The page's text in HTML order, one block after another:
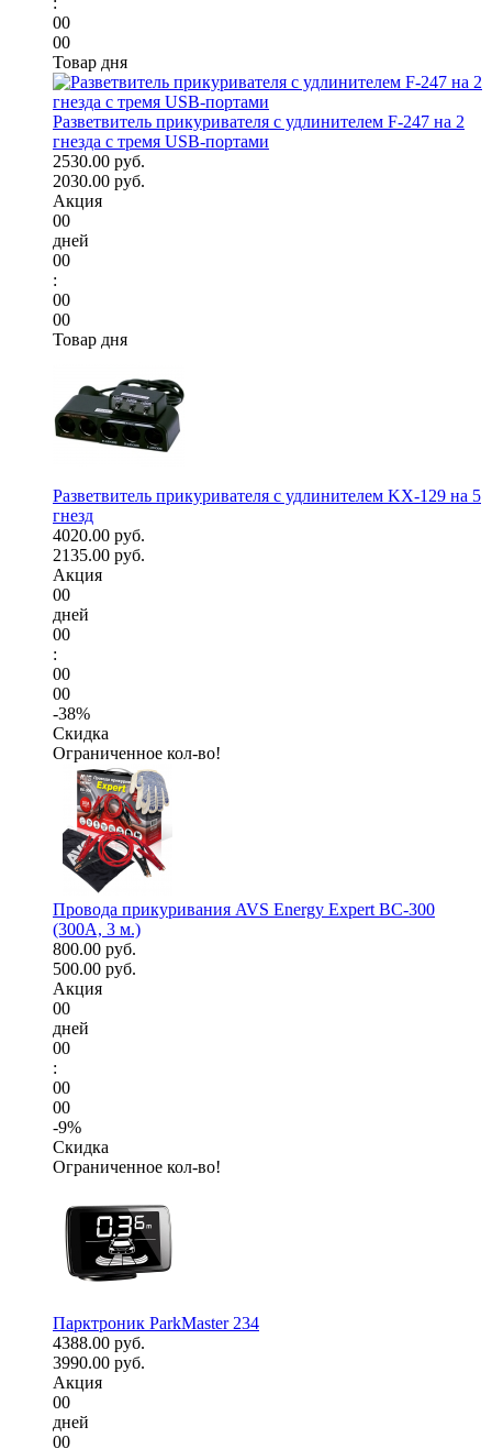
00
00
Товар дня
Разветвитель прикуривателя с удлинителем F-247 на 2
гнезда с тремя USB-портами
2530.00 руб.
2030.00 руб.
Акция
00
дней
00
:
00
00
Товар дня
Разветвитель прикуривателя с удлинителем KX-129 на 5
гнезд
4020.00 руб.
2135.00 руб.
Акция
00
дней
00
:
00
00
-38%
Скидка
Ограниченное кол-во!
Провода прикуривания AVS Energy Expert BC-300
(300А, 3 м.)
800.00 руб.
500.00 руб.
Акция
00
дней
00
:
00
00
-9%
Скидка
Ограниченное кол-во!
Парктроник ParkMaster 234
4388.00 руб.
3990.00 руб.
Акция
00
дней
00